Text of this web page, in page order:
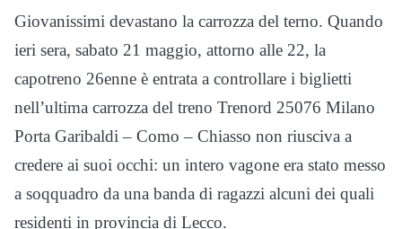
Giovanissimi devastano la carrozza del terno. Quando
ieri sera, sabato 21 maggio, attorno alle 22, la
capotreno 26enne è entrata a controllare i biglietti
nell’ultima carrozza del treno Trenord 25076 Milano
Porta Garibaldi – Como – Chiasso non riusciva a
credere ai suoi occhi: un intero vagone era stato messo
a soqquadro da una banda di ragazzi alcuni dei quali
residenti in provincia di Lecco.